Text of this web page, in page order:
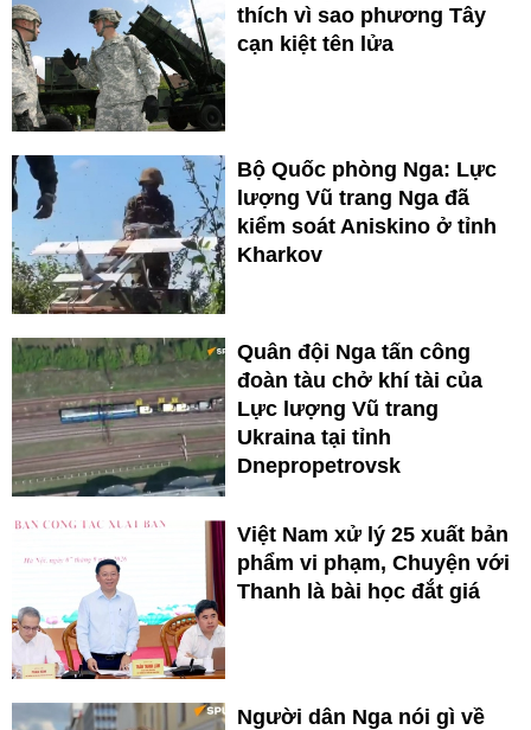
thích vì sao phương Tây
cạn kiệt tên lửa
Bộ Quốc phòng Nga: Lực
lượng Vũ trang Nga đã
kiểm soát Aniskino ở tỉnh
Kharkov
Quân đội Nga tấn công
đoàn tàu chở khí tài của
Lực lượng Vũ trang
Ukraina tại tỉnh
Dnepropetrovsk
Việt Nam xử lý 25 xuất bản
phẩm vi phạm, Chuyện với
Thanh là bài học đắt giá
Người dân Nga nói gì về